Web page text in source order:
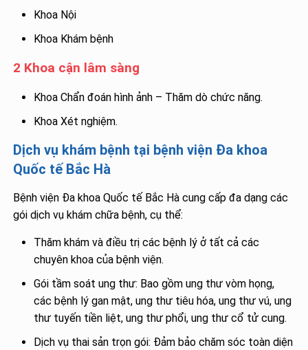
Khoa Nội
Khoa Khám bệnh
2 Khoa cận lâm sàng
Khoa Chẩn đoán hình ảnh – Thăm dò chức năng.
Khoa Xét nghiệm.
Dịch vụ khám bệnh tại bệnh viện Đa khoa
Quốc tế Bắc Hà
Bệnh viện Đa khoa Quốc tế Bắc Hà cung cấp đa dạng các
gói dịch vụ khám chữa bệnh, cụ thể:
Thăm khám và điều trị các bệnh lý ở tất cả các
chuyên khoa của bệnh viện.
Gói tầm soát ung thư: Bao gồm ung thư vòm họng,
các bệnh lý gan mật, ung thư tiêu hóa, ung thư vú, ung
thư tuyến tiền liệt, ung thư phổi, ung thư cổ tử cung.
Dịch vụ thai sản trọn gói: Đảm bảo chăm sóc toàn diện